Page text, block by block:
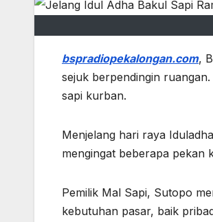
bspradiopekalongan.com,
sejuk berpendingin
sapi kurban.
Menjelang hari raya
mengingat beberapa pekan
Pemilik Mal Sapi, Sutopo
kebutuhan pasar, baik